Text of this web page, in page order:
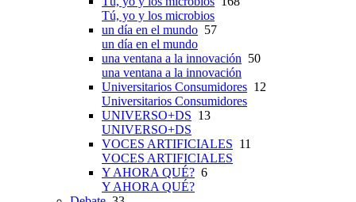
Tú, yo y los microbios
un día en el mundo 57
un día en el mundo
una ventana a la innovación 50
una ventana a la innovación
Universitarios Consumidores 12
Universitarios Consumidores
UNIVERSO+DS 13
UNIVERSO+DS
VOCES ARTIFICIALES 11
VOCES ARTIFICIALES
Y AHORA QUÉ? 6
Y AHORA QUÉ?